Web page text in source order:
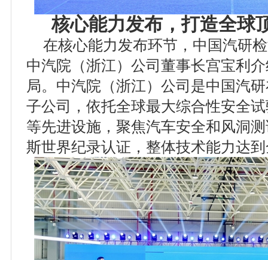
核心能力发布，打造全球
在核心能力发布环节，中国汽研
中汽院（浙江）公司董事长宫宝利
局。中汽院（浙江）公司是中国汽
子公司，依托全球最大综合性安全
等先进设施，聚焦汽车安全和风洞
斯世界纪录认证，整体技术能力达